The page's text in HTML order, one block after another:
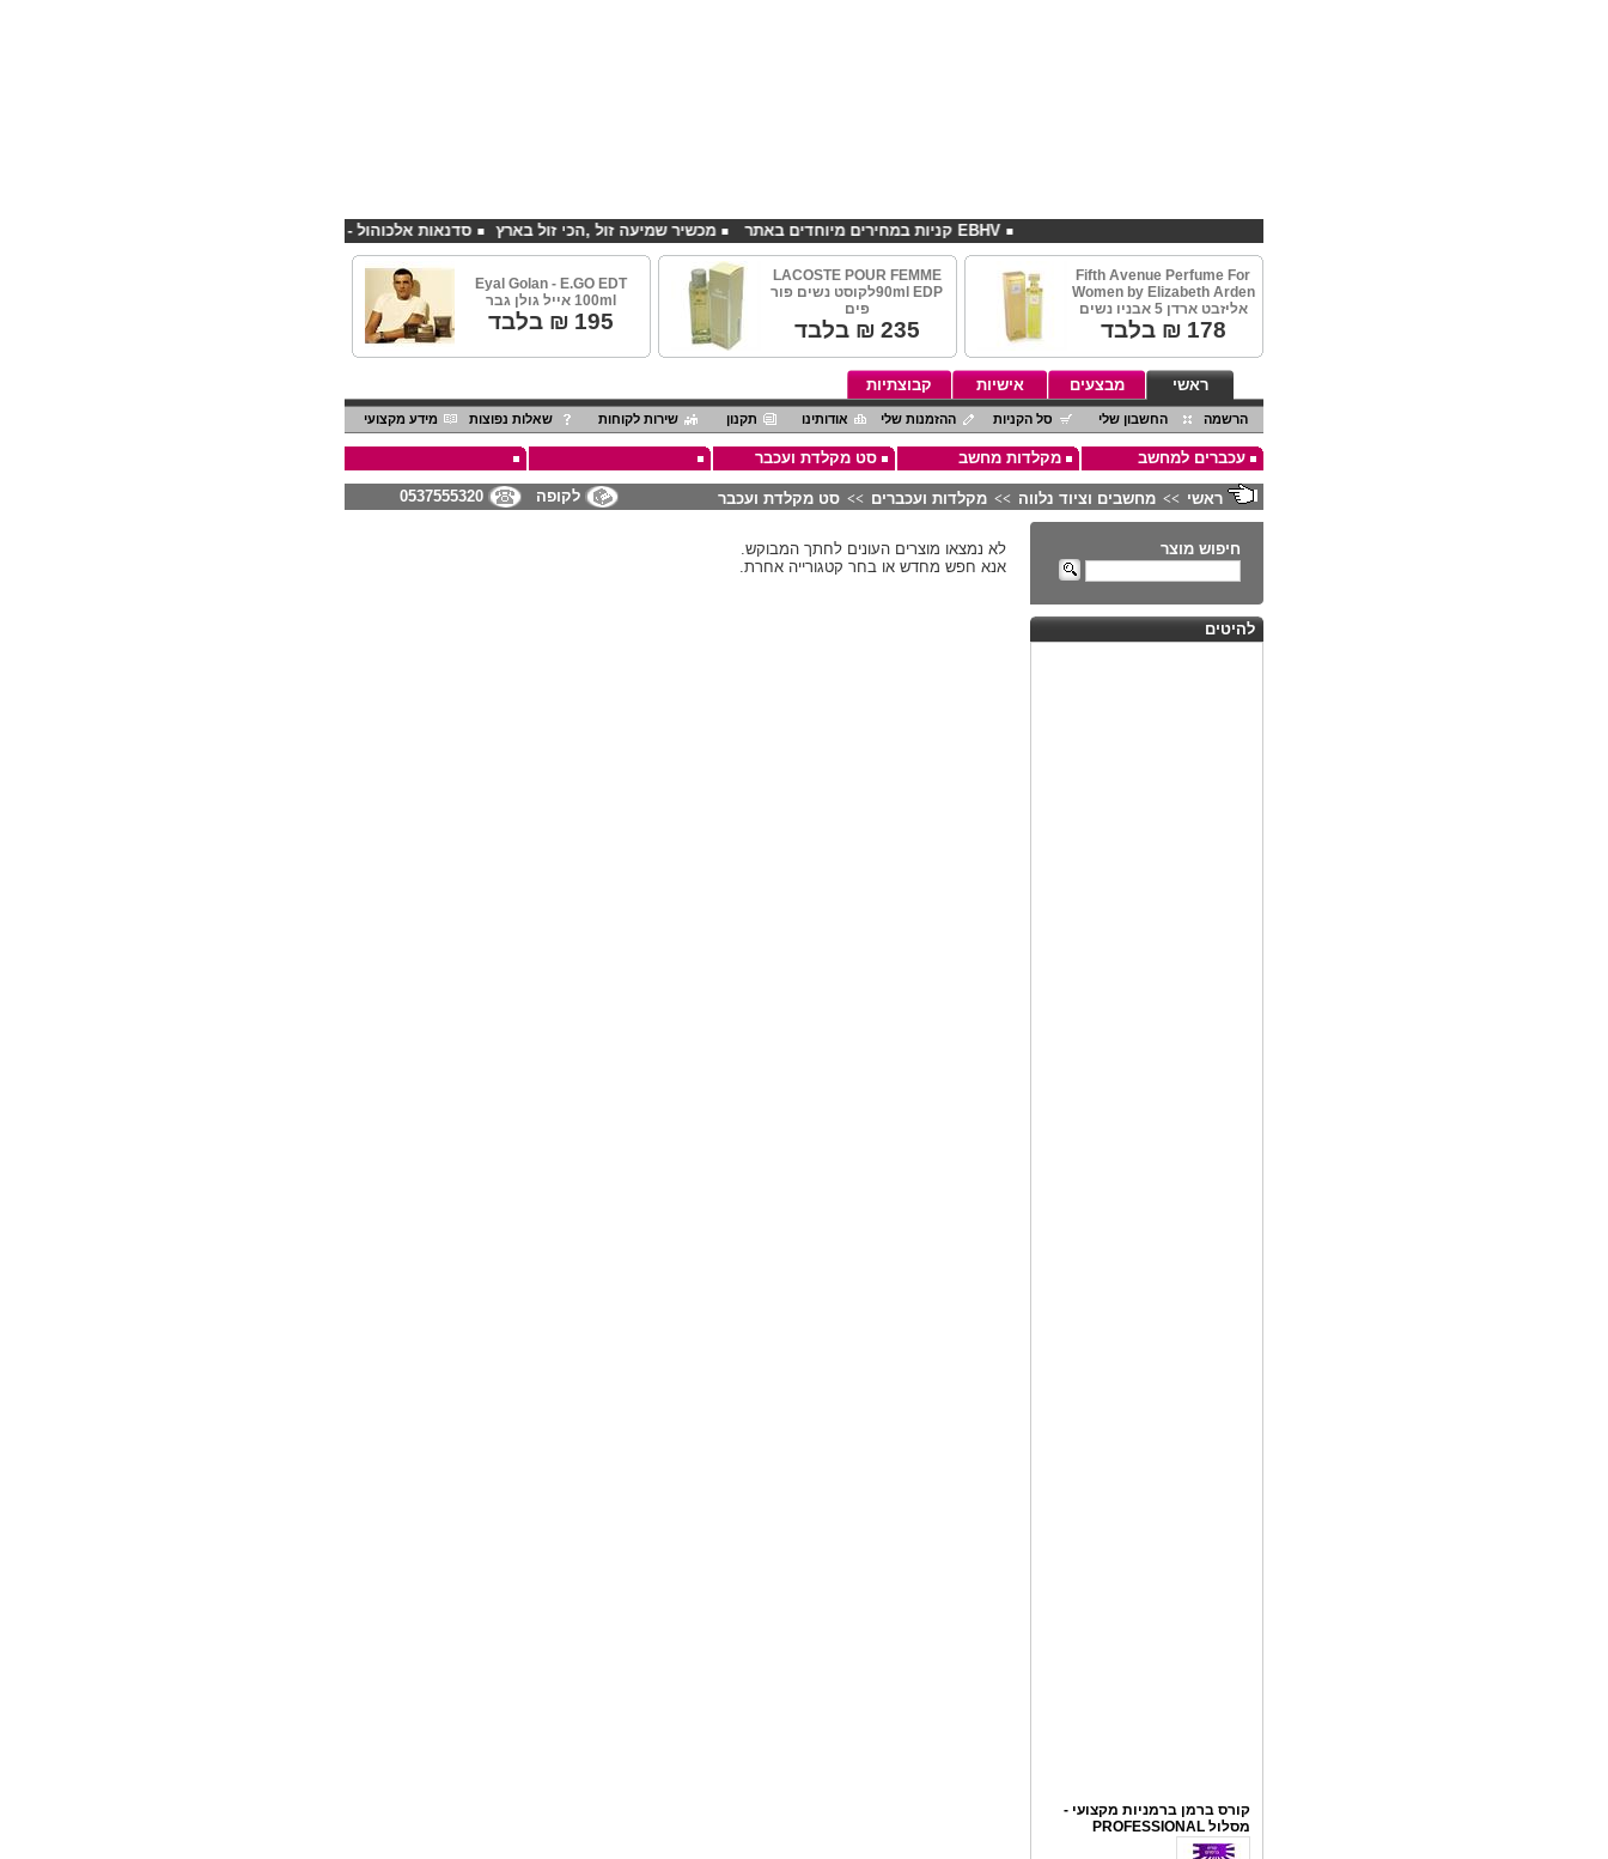
סדנאות אלכוהול - ערב גיבוש לחברות מכשיר שמיעה זול ,הכי זול בארץ EBHV קניות במחירים מיוחדים באתר
Fifth Avenue Perfume For
Women by Elizabeth Arden
אליזבט ארדן 5 אבניו נשים
178 ₪ בלבד
LACOSTE POUR FEMME
90ml EDPלקוסט נשים פור
פים
235 ₪ בלבד
Eyal Golan - E.GO EDT
100ml אייל גולן גבר
195 ₪ בלבד
ראשי מבצעים אישיות קבוצתיות
הרשמה החשבון שלי סל הקניות ההזמנות שלי אודותינו תקנון שירות לקוחות שאלות נפוצות מידע מקצועי
עכברים למחשב מקלדות מחשב סט מקלדת ועכבר
ראשי >> מחשבים וציוד נלווה >> מקלדות ועכברים >> סט מקלדת ועכבר לקופה 0537555320
חיפוש מוצר
להיטים
מסלול PROFESSIONAL
לא נמצאו מוצרים העונים לחתך המבוקש.
אנא חפש מחדש או בחר קטגורייה אחרת.